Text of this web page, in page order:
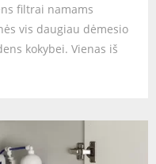
filtrai namams
vis daugiau dėmesio
kokybei. Vienas iš